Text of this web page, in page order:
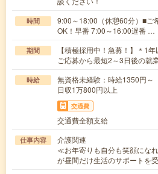
時間
9:00～18:00（休憩60分）■ご
OK！早番 7:00～16:00遅番 …
期間
【積極採用中！急募！】＊1
ご応募から最短2～3日後の就
時給
無資格未経験：時給1350円
日収1万800円以上
交通費
交通費全額支給
仕事内容
介護関連
≪お年寄りも自分も笑顔にな
が昼間だけ生活のサポートを